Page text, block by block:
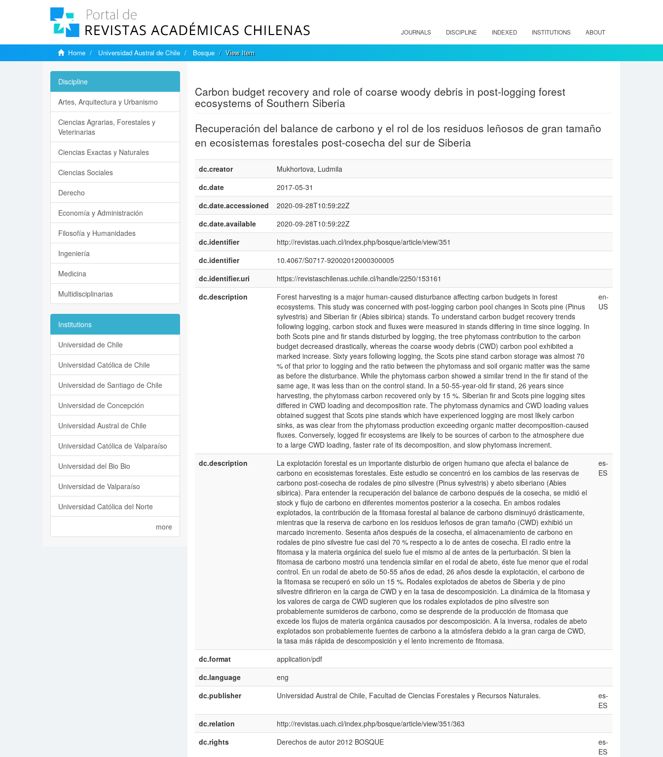
JOURNALS DISCIPLINE INDEXED INSTITUTIONS ABOUT
Home Universidad Austral de Chile Bosque View Item
Carbon budget recovery and role of coarse woody debris in post-logging forest
ecosystems of Southern Siberia
Recuperación del balance de carbono y el rol de los residuos leñosos de gran tamaño
en ecosistemas forestales post-cosecha del sur de Siberia
dc.creator
Mukhortova, Ludmila
dc.date
2017-05-31
dc.date.accessioned
2020-09-28T10:59:22Z
dc.date.available
2020-09-28T10:59:22Z
dc.identifier
http://revistas.uach.cl/index.php/bosque/article/view/351
dc.identifier
10.4067/S0717-92002012000300005
dc.identifier.uri
https://revistaschilenas.uchile.cl/handle/2250/153161
dc.description
Forest harvesting is a major human-caused disturbance affecting carbon budgets in forest
ecosystems. This study was concerned with post-logging carbon pool changes in Scots pine (Pinus
sylvestris) and Siberian fir (Abies sibirica) stands. To understand carbon budget recovery trends
following logging, carbon stock and fluxes were measured in stands differing in time since logging. In
both Scots pine and fir stands disturbed by logging, the tree phytomass contribution to the carbon
budget decreased drastically, whereas the coarse woody debris (CWD) carbon pool exhibited a
marked increase. Sixty years following logging, the Scots pine stand carbon storage was almost 70
% of that prior to logging and the ratio between the phytomass and soil organic matter was the same
as before the disturbance. While the phytomass carbon showed a similar trend in the fir stand of the
same age, it was less than on the control stand. In a 50-55-year-old fir stand, 26 years since
harvesting, the phytomass carbon recovered only by 15 %. Siberian fir and Scots pine logging sites
differed in CWD loading and decomposition rate. The phytomass dynamics and CWD loading values
obtained suggest that Scots pine stands which have experienced logging are most likely carbon
sinks, as was clear from the phytomass production exceeding organic matter decomposition-caused
fluxes. Conversely, logged fir ecosystems are likely to be sources of carbon to the atmosphere due
to a large CWD loading, faster rate of its decomposition, and slow phytomass increment.
en-
US
dc.description
La explotación forestal es un importante disturbio de origen humano que afecta el balance de
carbono en ecosistemas forestales. Este estudio se concentró en los cambios de las reservas de
carbono post-cosecha de rodales de pino silvestre (Pinus sylvestris) y abeto siberiano (Abies
sibirica). Para entender la recuperación del balance de carbono después de la cosecha, se midió el
stock y flujo de carbono en diferentes momentos posterior a la cosecha. En ambos rodales
explotados, la contribución de la fitomasa forestal al balance de carbono disminuyó drásticamente,
mientras que la reserva de carbono en los residuos leñosos de gran tamaño (CWD) exhibió un
marcado incremento. Sesenta años después de la cosecha, el almacenamiento de carbono en
rodales de pino silvestre fue casi del 70 % respecto a lo de antes de cosecha. El radio entre la
fitomasa y la materia orgánica del suelo fue el mismo al de antes de la perturbación. Si bien la
fitomasa de carbono mostró una tendencia similar en el rodal de abeto, éste fue menor que el rodal
control. En un rodal de abeto de 50-55 años de edad, 26 años desde la explotación, el carbono de
la fitomasa se recuperó en sólo un 15 %. Rodales explotados de abetos de Siberia y de pino
silvestre difirieron en la carga de CWD y en la tasa de descomposición. La dinámica de la fitomasa y
los valores de carga de CWD sugieren que los rodales explotados de pino silvestre son
probablemente sumideros de carbono, como se desprende de la producción de fitomasa que
excede los flujos de materia orgánica causados por descomposición. A la inversa, rodales de abeto
explotados son probablemente fuentes de carbono a la atmósfera debido a la gran carga de CWD,
la tasa más rápida de descomposición y el lento incremento de fitomasa.
es-
ES
dc.format
application/pdf
dc.language
eng
dc.publisher
Universidad Austral de Chile, Facultad de Ciencias Forestales y Recursos Naturales.
es-
ES
dc.relation
http://revistas.uach.cl/index.php/bosque/article/view/351/363
dc.rights
Derechos de autor 2012 BOSQUE
es-
ES
Discipline
Artes, Arquitectura y Urbanismo
Ciencias Agrarias, Forestales y
Veterinarias
Ciencias Exactas y Naturales
Ciencias Sociales
Derecho
Economía y Administración
Filosofía y Humanidades
Ingeniería
Medicina
Multidisciplinarias
Institutions
Universidad de Chile
Universidad Católica de Chile
Universidad de Santiago de Chile
Universidad de Concepción
Universidad Austral de Chile
Universidad Católica de Valparaíso
Universidad del Bio Bio
Universidad de Valparaíso
Universidad Católica del Norte
more